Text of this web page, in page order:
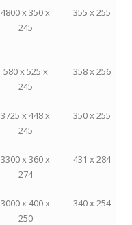
4800 x 350 x
245
355 x 255
580 x 525 x
245
358 x 256
3725 x 448 x
245
350 x 255
3300 x 360 x
274
431 x 284
3000 x 400 x
250
340 x 254